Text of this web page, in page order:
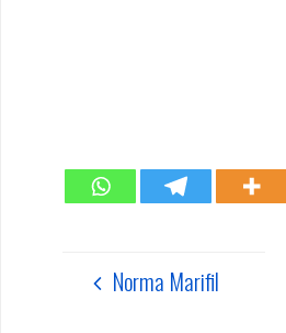
Norma Marifil